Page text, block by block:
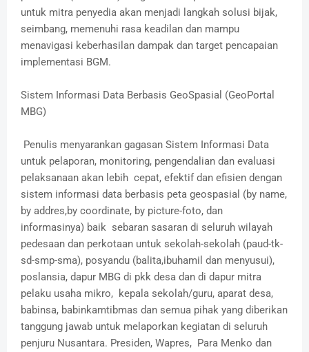
untuk mitra penyedia akan menjadi langkah solusi bijak,
seimbang, memenuhi rasa keadilan dan mampu
menavigasi keberhasilan dampak dan target pencapaian
implementasi BGM.
Sistem Informasi Data Berbasis GeoSpasial (GeoPortal
MBG)
Penulis menyarankan gagasan Sistem Informasi Data
untuk pelaporan, monitoring, pengendalian dan evaluasi
pelaksanaan akan lebih cepat, efektif dan efisien dengan
sistem informasi data berbasis peta geospasial (by name,
by addres,by coordinate, by picture-foto, dan
informasinya) baik sebaran sasaran di seluruh wilayah
pedesaan dan perkotaan untuk sekolah-sekolah (paud-tk-
sd-smp-sma), posyandu (balita,ibuhamil dan menyusui),
poslansia, dapur MBG di pkk desa dan di dapur mitra
pelaku usaha mikro, kepala sekolah/guru, aparat desa,
babinsa, babinkamtibmas dan semua pihak yang diberikan
tanggung jawab untuk melaporkan kegiatan di seluruh
penjuru Nusantara. Presiden, Wapres, Para Menko dan